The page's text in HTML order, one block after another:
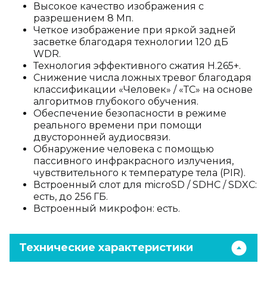
Высокое качество изображения с
разрешением 8 Мп.
Четкое изображение при яркой задней
засветке благодаря технологии 120 дБ
WDR.
Технология эффективного сжатия H.265+.
Снижение числа ложных тревог благодаря
классификации «Человек» / «ТС» на основе
алгоритмов глубокого обучения.
Обеспечение безопасности в режиме
реального времени при помощи
двусторонней аудиосвязи.
Обнаружение человека с помощью
пассивного инфракрасного излучения,
чувствительного к температуре тела (PIR).
Встроенный слот для microSD / SDHC / SDXC:
есть, до 256 ГБ.
Встроенный микрофон: есть.
Технические характеристики